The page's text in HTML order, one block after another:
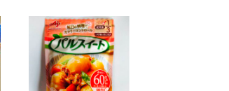
こ理解・ご了承の上でご購
‼️